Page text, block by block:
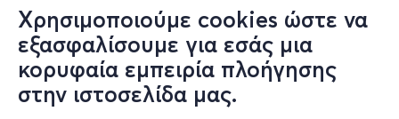
Χρησιμοποιούμε cookies ώστε να
εξασφαλίσουμε για εσάς μια
κορυφαία εμπειρία πλοήγησης
στην ιστοσελίδα μας.